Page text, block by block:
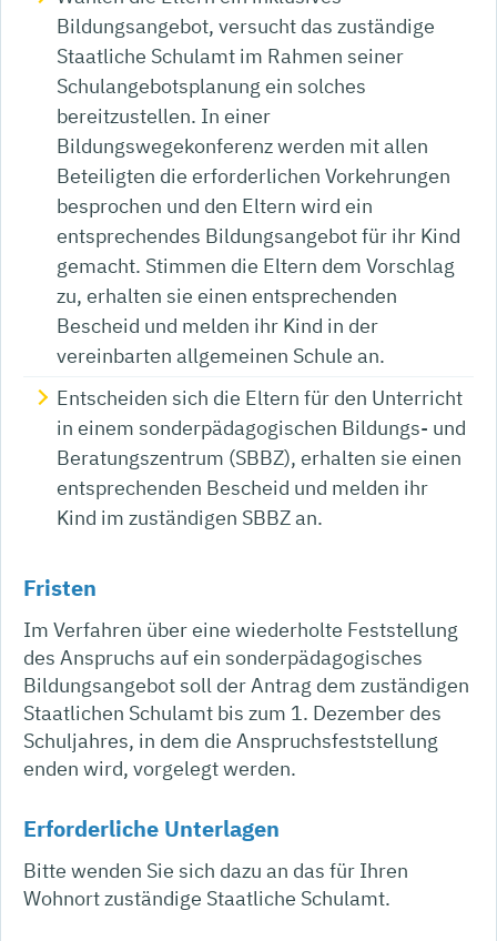
Bildungsangebot, versucht das zuständige
Staatliche Schulamt im Rahmen seiner
Schulangebotsplanung ein solches
bereitzustellen. In einer
Bildungswegekonferenz werden mit allen
Beteiligten die erforderlichen Vorkehrungen
besprochen und den Eltern wird ein
entsprechendes Bildungsangebot für ihr Kind
gemacht. Stimmen die Eltern dem Vorschlag
zu, erhalten sie einen entsprechenden
Bescheid und melden ihr Kind in der
vereinbarten allgemeinen Schule an.
Entscheiden sich die Eltern für den Unterricht
in einem sonderpädagogischen Bildungs- und
Beratungszentrum (SBBZ), erhalten sie einen
entsprechenden Bescheid und melden ihr
Kind im zuständigen SBBZ an.
Fristen
Im Verfahren über eine wiederholte Feststellung
des Anspruchs auf ein sonderpädagogisches
Bildungsangebot soll der Antrag dem zuständigen
Staatlichen Schulamt bis zum 1. Dezember des
Schuljahres, in dem die Anspruchsfeststellung
enden wird, vorgelegt werden.
Erforderliche Unterlagen
Bitte wenden Sie sich dazu an das für Ihren
Wohnort zuständige Staatliche Schulamt.